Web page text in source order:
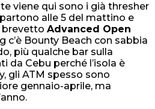
viene qui sono i già thresher
alle 5 del mattino e
brevetto Advanced Open
c’è Bounty Beach con sabbia
più qualche bar sulla
da Cebu perché l’isola è
gli ATM spesso sono
gennaio-aprile, ma